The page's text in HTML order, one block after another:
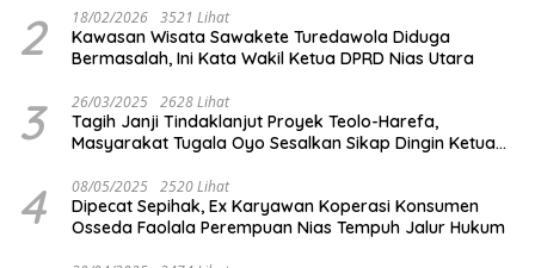
2 18/02/2026 3521 Lihat
Kawasan Wisata Sawakete Turedawola Diduga
Bermasalah, Ini Kata Wakil Ketua DPRD Nias Utara
3 26/03/2025 2628 Lihat
Tagih Janji Tindaklanjut Proyek Teolo-Harefa,
Masyarakat Tugala Oyo Sesalkan Sikap Dingin Ketua
4 08/05/2025 2520 Lihat
Dipecat Sepihak, Ex Karyawan Koperasi Konsumen
Osseda Faolala Perempuan Nias Tempuh Jalur Hukum